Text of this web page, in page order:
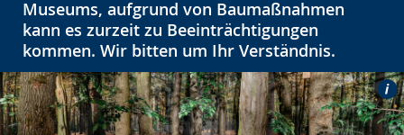
Museums, aufgrund von Baumaßnahmen
kann es zurzeit zu Beeinträchtigungen
kommen. Wir bitten um Ihr Verständnis.